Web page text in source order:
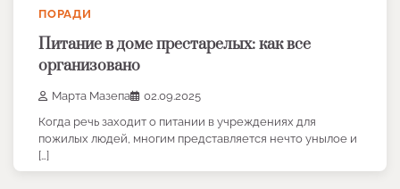
ПОРАДИ
Питание в доме престарелых: как все
организовано
Марта Мазепа
02.09.2025
Когда речь заходит о питании в учреждениях для
пожилых людей, многим представляется нечто унылое и
[…]